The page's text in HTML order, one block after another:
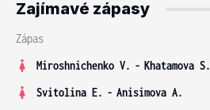
Zajímavé zápasy
Zápas
Miroshnichenko V. - Khatamova S.
Svitolina E. - Anisimova A.